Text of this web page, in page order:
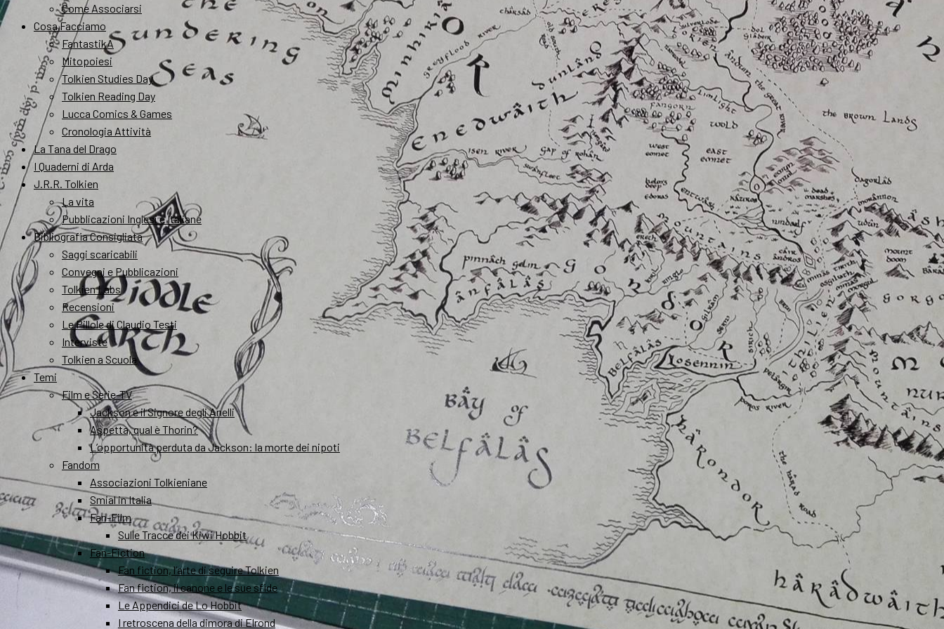
Come Associarsi
Cosa Facciamo
FantastikA
Mitopoiesi
Tolkien Studies Day
Tolkien Reading Day
Lucca Comics & Games
Cronologia Attività
La Tana del Drago
I Quaderni di Arda
J.R.R. Tolkien
La vita
Pubblicazioni Inglesi e Italiane
Bibliografia Consigliata
Saggi scaricabili
Convegni e Pubblicazioni
Tolkien Labs
Recensioni
Le Pillole di Claudio Testi
Interviste
Tolkien a Scuola
Temi
Film e Serie-TV
Jackson e il Signore degli Anelli
Aspetta, qual è Thorin?
L’opportunità perduta da Jackson: la morte dei nipoti
Fandom
Associazioni Tolkieniane
Smial in Italia
Fan-Film
Sulle Tracce dei Kiwi Hobbit
Fan-Fiction
Fan fiction, l’arte di seguire Tolkien
Fan fiction, il canone e le sue sfide
Le Appendici de Lo Hobbit
I retroscena della dimora di Elrond